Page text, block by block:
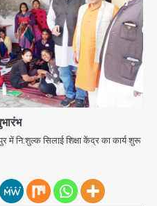
में नि:शुल्क सिलाई शिक्षा केंद्र का कार्य शुरू
कर्तव्यनिष्ठा की
आभार